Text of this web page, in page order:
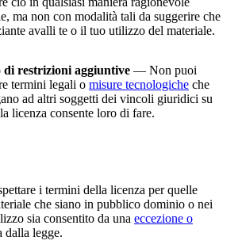
ma non con modalità tali da suggerire che
avalli te o il tuo utilizzo del materiale.
di restrizioni aggiuntive — Non puoi
termini legali o misure tecnologiche che
ad altri soggetti dei vincoli giuridici su
licenza consente loro di fare.
i termini della licenza per quelle
che siano in pubblico dominio o nei
sia consentito da una eccezione o
dalla legge.